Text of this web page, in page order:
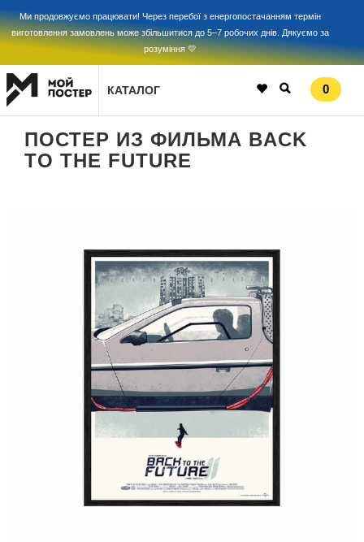
Ми продовжуємо працювати! Через перебої з енергопостачанням термін
виготовлення замовлень може збільшитися до 5–7 робочих днів. Дякуємо за
розуміння 💛
КАТАЛОГ 0
ПОСТЕР ИЗ ФИЛЬМА BACK
TO THE FUTURE